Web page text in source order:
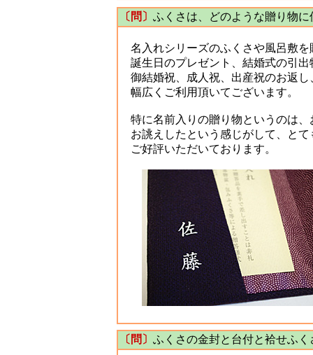
〔問〕 ふくさは、どのような贈り物
名入れシリーズのふくさや風呂敷を
誕生日のプレゼント、結婚式の引出
御結婚祝、成人祝、出産祝のお返し
幅広くご利用頂いてございます。
特に名前入りの贈り物というのは、
お誂えしたという感じがして、とて
ご好評いただいております。
〔問〕 ふくさの金封と台付と袷せふ